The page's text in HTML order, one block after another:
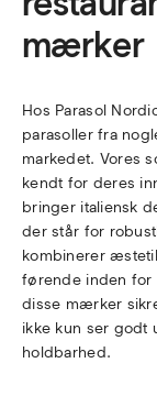
mærker
Hos Parasol
parasoller fra
markedet. Vores
kendt for deres
bringer italiensk
der står for
kombinerer
førende inden for
disse mærker
ikke kun ser godt
holdbarhed.